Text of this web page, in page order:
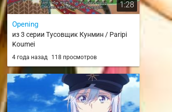
1:28
Opening
из 3 серии Тусовщик Кунмин / Paripi
Koumei
4 года назад 118 просмотров